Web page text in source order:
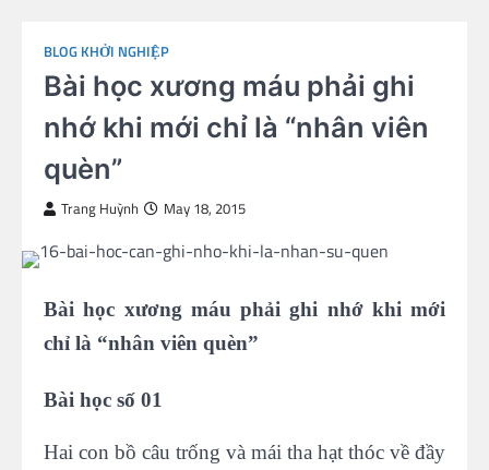
BLOG KHỞI NGHIỆP
Bài học xương máu phải ghi
nhớ khi mới chỉ là “nhân viên
quèn”
Trang Huỳnh May 18, 2015
Bài học xương máu phải ghi nhớ khi mới
chỉ là “nhân viên quèn”
Bài học số 01
Hai con bồ câu trống và mái tha hạt thóc về đầy